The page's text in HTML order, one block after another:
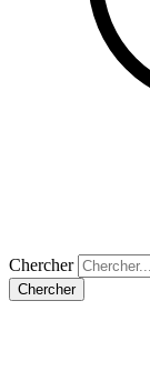
Chercher
Chercher